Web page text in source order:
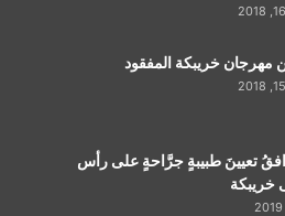
مهرجان خريبكة المفقود
تعيينَ طبيبةٍ جرَّاحةٍ على رأس